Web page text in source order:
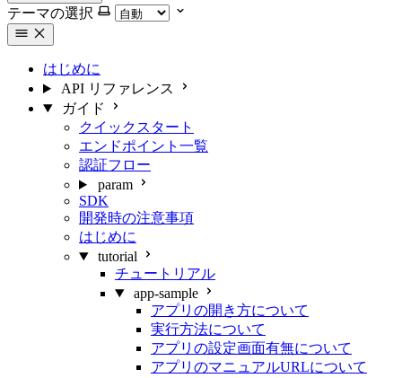
テーマの選択
はじめに
API リファレンス
ガイド
クイックスタート
エンドポイント一覧
認証フロー
param
SDK
開発時の注意事項
はじめに
tutorial
チュートリアル
app-sample
アプリの開き方について
実行方法について
アプリの設定画面有無について
アプリのマニュアルURLについて